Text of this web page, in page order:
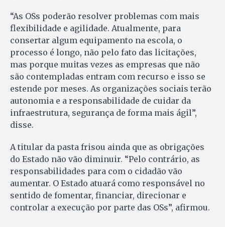
“As OSs poderão resolver problemas com mais
flexibilidade e agilidade. Atualmente, para
consertar algum equipamento na escola, o
processo é longo, não pelo fato das licitações,
mas porque muitas vezes as empresas que não
são contempladas entram com recurso e isso se
estende por meses. As organizações sociais terão
autonomia e a responsabilidade de cuidar da
infraestrutura, segurança de forma mais ágil”,
disse.
A titular da pasta frisou ainda que as obrigações
do Estado não vão diminuir. “Pelo contrário, as
responsabilidades para com o cidadão vão
aumentar. O Estado atuará como responsável no
sentido de fomentar, financiar, direcionar e
controlar a execução por parte das OSs”, afirmou.